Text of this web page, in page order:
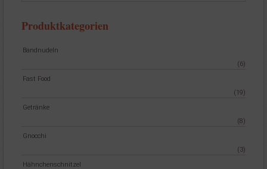
Produktkategorien
Bandnudeln
(6)
Fast Food
(19)
Getränke
(8)
Gnocchi
(3)
Hähnchenschnitzel